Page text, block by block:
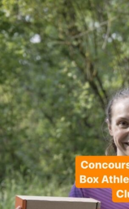
En juin, on te motive à courir encore